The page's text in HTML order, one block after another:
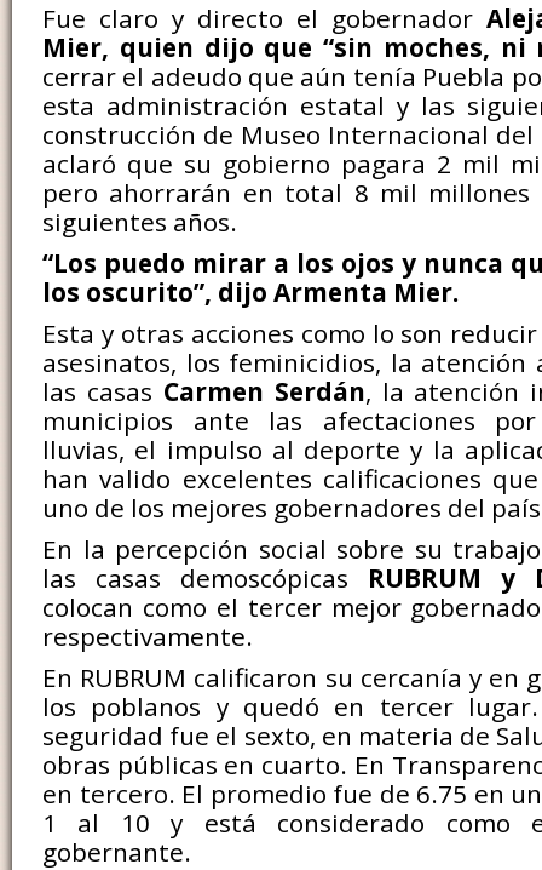
Fue claro y directo el gobernador
Mier, quien dijo que “sin moches, ni
cerrar el adeudo que aún tenía Puebla
esta administración estatal y las
construcción de Museo Internacional del
aclaró que su gobierno pagara 2 mil
pero ahorrarán en total 8 mil millones
siguientes años.
“Los puedo mirar a los ojos y nunca
los oscurito”, dijo Armenta Mier.
Esta y otras acciones como lo son
asesinatos, los feminicidios, la atención
las casas Carmen Serdán, la atención
municipios ante las afectaciones
lluvias, el impulso al deporte y la
han valido excelentes calificaciones
uno de los mejores gobernadores del
En la percepción social sobre su
las casas demoscópicas RUBRUM y
colocan como el tercer mejor
respectivamente.
En RUBRUM calificaron su cercanía y
los poblanos y quedó en tercer
seguridad fue el sexto, en materia de
obras públicas en cuarto. En
en tercero. El promedio fue de 6.75 en
1 al 10 y está considerado como
gobernante.